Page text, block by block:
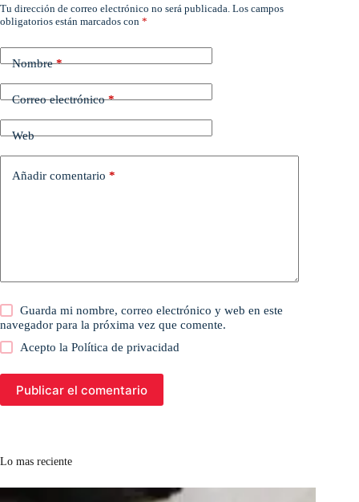
Tu dirección de correo electrónico no será publicada. Los campos
obligatorios están marcados con *
Nombre*
Correo electrónico*
Web
Añadir comentario *
Guarda mi nombre, correo electrónico y web en este
navegador para la próxima vez que comente.
Acepto laPolítica de privacidad
Publicar el comentario
Lo mas reciente